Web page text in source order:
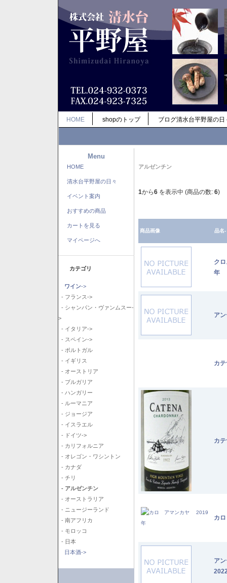
HOME shopのトップ ブログ清水台平野屋の日
Menu
HOME
清水台平野屋の日々
イベント案内
おすすめの商品
カートを見る
マイページへ
カテゴリ
ワイン->
- フランス->
- シャンパン・ヴァンムスー-
>
- イタリア->
- スペイン->
- ポルトガル
- イギリス
- オーストリア
- ブルガリア
- ハンガリー
- ルーマニア
- ジョージア
- イスラエル
- ドイツ->
- カリフォルニア
- オレゴン・ワシントン
- カナダ
- チリ
- アルゼンチン
- オーストラリア
- ニュージーランド
- 南アフリカ
- モロッコ
- 日本
日本酒->
アルゼンチン
1から6 を表示中 (商品の数: 6)
商品画像 品名-
ク
年
ア
カ
カ
カ
ア